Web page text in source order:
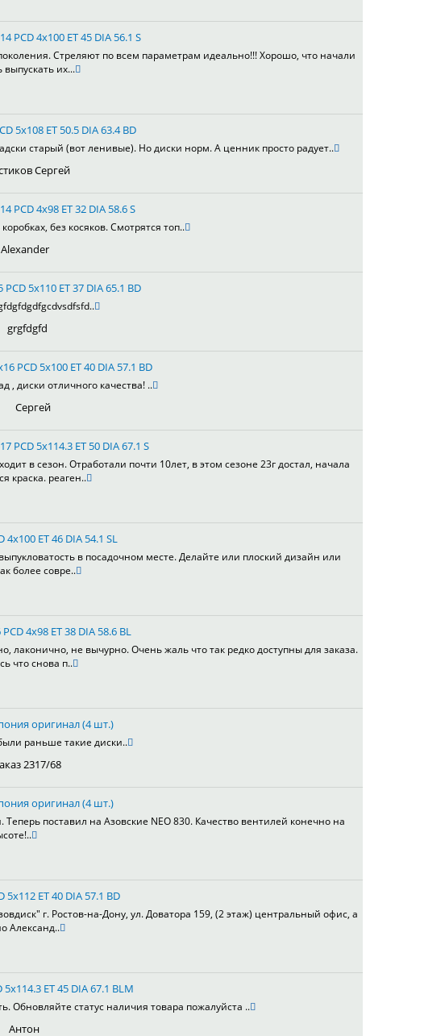
PCD 4x100 ET 45 DIA 56.1 S
Стреляют по всем параметрам идеально!!! Хорошо, что начали
выпускать их...
5x108 ET 50.5 DIA 63.4 BD
старый (вот ленивые). Но диски норм. А ценник просто радует..
Сергей
PCD 4x98 ET 32 DIA 58.6 S
без косяков. Смотрятся топ..
Alexander
5x110 ET 37 DIA 65.1 BD
grgfdgfd
PCD 5x100 ET 40 DIA 57.1 BD
, диски отличного качества! ..
Сергей
PCD 5x114.3 ET 50 DIA 67.1 S
в сезон. Отработали почти 10лет, в этом сезоне 23г достал, начала
краска. реаген..
4x100 ET 46 DIA 54.1 SL
в посадочном месте. Делайте или плоский дизайн или
более совре..
4x98 ET 38 DIA 58.6 BL
не вычурно. Очень жаль что так редко доступны для заказа.
что снова п..
оригинал (4 шт.)
раньше такие диски..
2317/68
оригинал (4 шт.)
поставил на Азовские NEO 830. Качество вентилей конечно на
5x112 ET 40 DIA 57.1 BD
г. Ростов-на-Дону, ул. Доватора 159, (2 этаж) центральный офис, а
Александ..
5x114.3 ET 45 DIA 67.1 BLM
Обновляйте статус наличия товара пожалуйста ..
Антон